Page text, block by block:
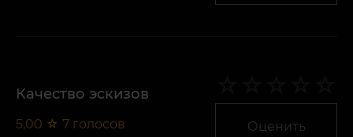
Качество эскизов
5,00 ☆ 7 голосов Оценить